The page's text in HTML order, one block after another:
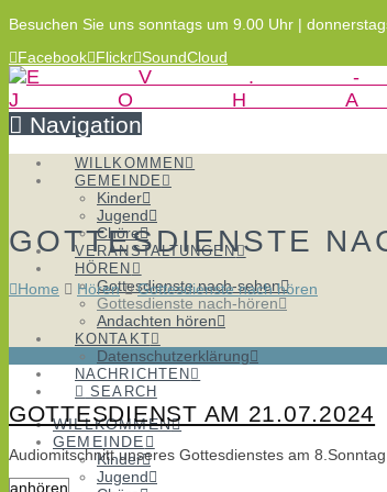
Besuchen Sie uns sonntags um 9.00 Uhr |
Facebook Flickr SoundCloud
Navigation
WILLKOMMEN
GEMEINDE
Kinder
Jugend
Chöre
VERANSTALTUNGEN
HÖREN
Gottesdienste nach-sehen
Gottesdienste nach-hören
Andachten hören
KONTAKT
Datenschutzerklärung
NACHRICHTEN
SEARCH
WILLKOMMEN
GEMEINDE
Kinder
Jugend
GOTTESDIENSTE
Home Hören Gottesdienste nach hören
GOTTESDIENST AM 21.07.2024
Audiomitschnitt unseres Gottesdienstes am
anhören